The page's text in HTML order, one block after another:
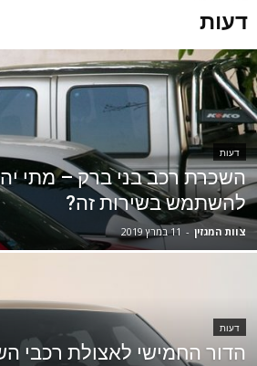
דעות
דעות
השכרת רכב בני ברק – מתי
להשתמש בשירות זה?
צוות המגזין - 11 במרץ 2019
דעות
הדור החמישי לאצולת רכבי